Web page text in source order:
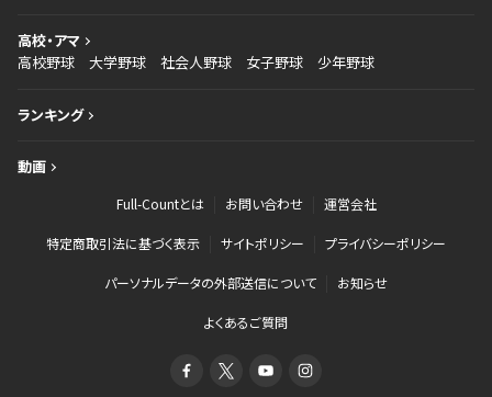
高校・アマ
高校野球
大学野球 社会人野球 女子野球 少年野球
ランキング
動画
Full-Countとは お問い合わせ 運営会社
特定商取引法に基づく表示 サイトポリシー プライバシーポリシー
パーソナルデータの外部送信について お知らせ
よくあるご質問